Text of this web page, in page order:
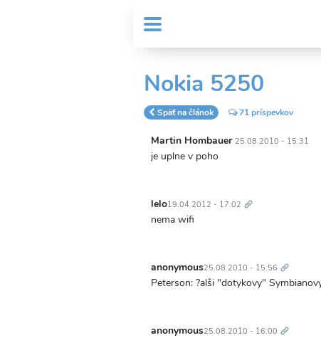
MENU
Header
menu
User
account
Nokia 5250
Späť na článok 71 príspevkov
Martin Hombauer 25.08.2010 - 15:31
je uplne v poho
lelo19.04.2012 - 17:02 odkaz
nema wifi
anonymous25.08.2010 - 15:56 odkaz
Peterson: ?alši "dotykovy"
anonymous25.08.2010 - 16:00 odkaz